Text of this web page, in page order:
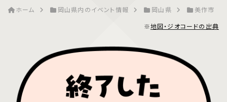
ホーム 岡山県内のイベント情報 岡山県
美作市
※地図・ジオコードの出典